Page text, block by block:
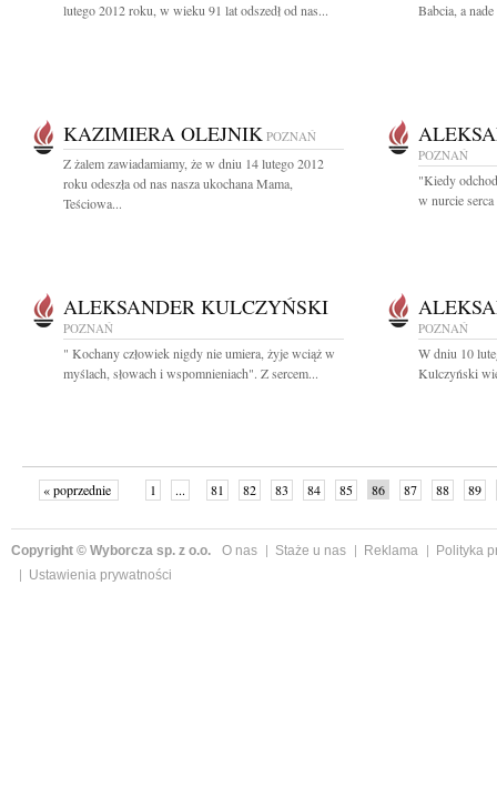
lutego 2012 roku, w wieku 91 lat odszedł od nas...
Babcia, a
KAZIMIERA OLEJNIK POZNAŃ
Z żalem zawiadamiamy, że w dniu 14 lutego 2012
roku odeszła od nas nasza ukochana Mama,
Teściowa...
POZNAŃ
"Kiedy
w nurcie
ALEKSANDER KULCZYŃSKI
POZNAŃ
" Kochany człowiek nigdy nie umiera, żyje wciąż w
myślach, słowach i wspomnieniach". Z sercem...
POZNAŃ
W dniu 10
Kulczyński
« poprzednie 1 ... 81 82 83 84 85 86 87 88
89
Copyright © Wyborcza sp. z o.o. O nas Staże u nas Reklama
Polityka
Ustawienia prywatności